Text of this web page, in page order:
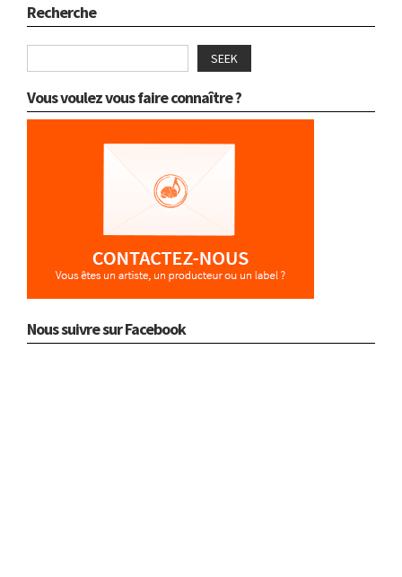
Recherche
SEEK
Vous voulez vous faire connaître ?
Nous suivre sur Facebook